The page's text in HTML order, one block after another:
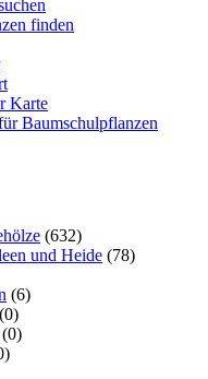
finden
Karte
Baumschulpflanzen
(632)
und Heide (78)
(6)
(0)
(0)